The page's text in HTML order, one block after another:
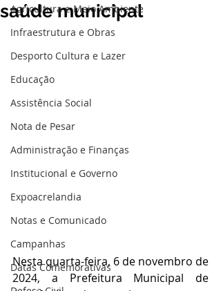
Agricultura e Meio Ambiente
Infraestrutura e Obras
Desporto Cultura e Lazer
Educação
Assistência Social
Nota de Pesar
Administração e Finanças
Institucional e Governo
Expoacrelandia
Notas e Comunicado
Campanhas
Datas Comemorativas
saúde municipal
Nesta quarta-feira, 6 de novembro de
2024, a Prefeitura Municipal de